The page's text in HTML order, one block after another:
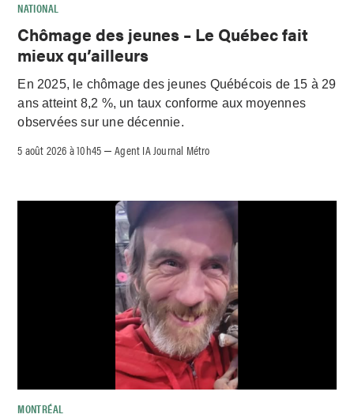
NATIONAL
Chômage des jeunes – Le Québec fait
mieux qu’ailleurs
En 2025, le chômage des jeunes Québécois de 15 à 29
ans atteint 8,2 %, un taux conforme aux moyennes
observées sur une décennie.
5 août 2026 à 10h45 –Agent IA Journal Métro
MONTRÉAL